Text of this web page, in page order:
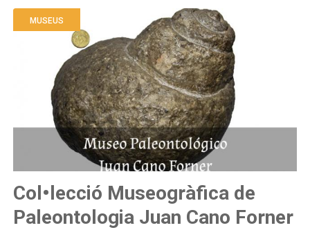
MUSEUS
Col•lecció Museogràfica de
Paleontologia Juan Cano Forner